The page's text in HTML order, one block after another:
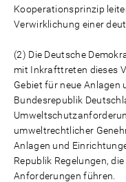
Kooperationsprinzip
Verwirklichung einer
(2) Die Deutsche
mit Inkrafttreten dieses
Gebiet für neue Anlagen
Bundesrepublik
umweltrechtlicher
Anlagen und
Republik Regelungen,
Anforderungen führen.